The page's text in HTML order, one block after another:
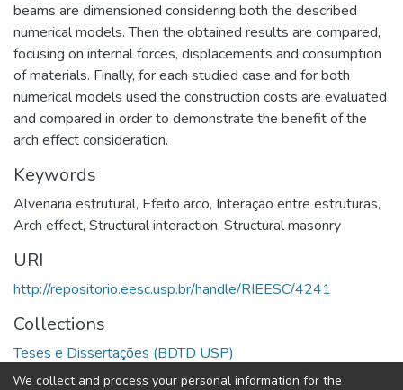
beams are dimensioned considering both the described
numerical models. Then the obtained results are compared,
focusing on internal forces, displacements and consumption
of materials. Finally, for each studied case and for both
numerical models used the construction costs are evaluated
and compared in order to demonstrate the benefit of the
arch effect consideration.
Keywords
Alvenaria estrutural, Efeito arco, Interação entre estruturas,
Arch effect, Structural interaction, Structural masonry
URI
http://repositorio.eesc.usp.br/handle/RIEESC/4241
Collections
Teses e Dissertações (BDTD USP)
We collect and process your personal information for the